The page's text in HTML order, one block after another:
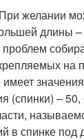
желании
длины –
проблем
на
(спинки) –
в спинке